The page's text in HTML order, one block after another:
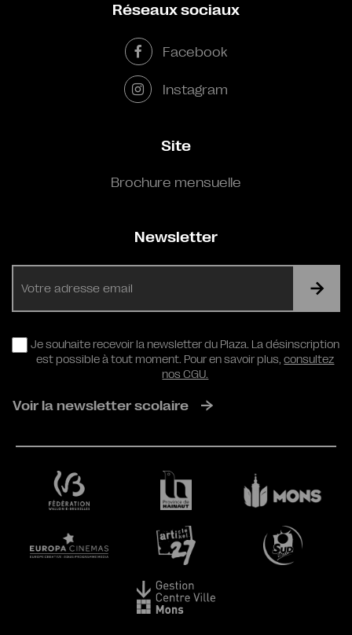
Réseaux sociaux
Facebook
Instagram
Site
Brochure mensuelle
Newsletter
RGPD
Je souhaite recevoir la newsletter du Plaza. La désinscription
est possible à tout moment. Pour en savoir plus,consultez
nos CGU.
Voir la newsletter scolaire